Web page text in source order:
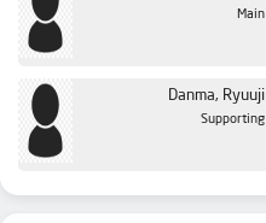
Main
Danma, Ryuuji
Supporting